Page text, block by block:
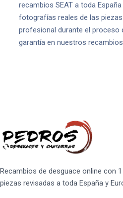
recambios SEAT a toda
fotografías reales de las
profesional durante el proceso
garantía en nuestros
Recambios de desguace online con
piezas revisadas a toda España y